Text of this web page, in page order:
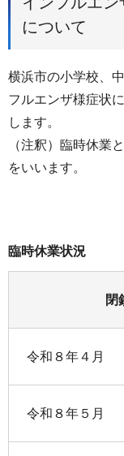
について
横浜市の小学校、
フルエンザ様症状
します。
（注釈）臨時休業
をいいます。
臨時休業状況
閉
令和８年４月
令和８年５月